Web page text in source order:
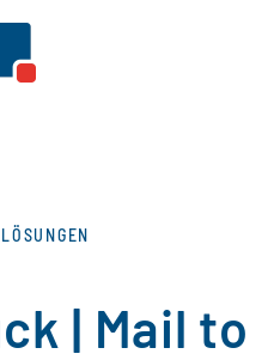
| Mail to